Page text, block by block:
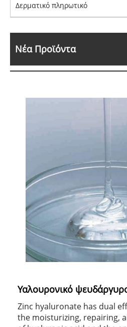
Δερματικό πληρωτικό
Νέα Προϊόντα
Υαλουρονικό
Zinc hyaluronate has dual
the moisturizing, repairing,